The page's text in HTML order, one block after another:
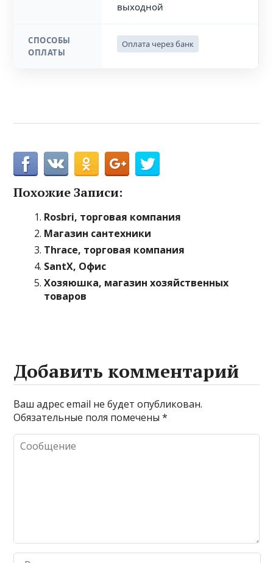
выходной
СПОСОБЫ
ОПЛАТЫ
Оплата через банк
Похожие Записи:
Rosbri, торговая компания
Магазин сантехники
Thrace, торговая компания
SantX, Офис
Хозяюшка, магазин хозяйственных
товаров
Добавить комментарий
Ваш адрес email не будет опубликован.
Обязательные поля помечены*